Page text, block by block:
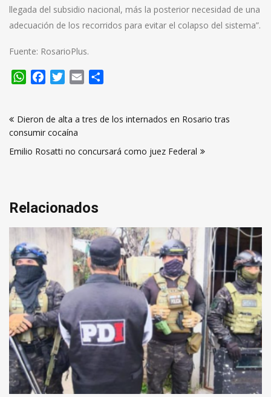
llegada del subsidio nacional, más la posterior necesidad de una
adecuación de los recorridos para evitar el colapso del sistema”.
Fuente: RosarioPlus.
WhatsApp
FacebookTwitter
Email
de
entradas
Dieron de alta a tres de los internados en Rosario tras
consumir cocaína
Emilio Rosatti no concursará como juez Federal
Relacionados